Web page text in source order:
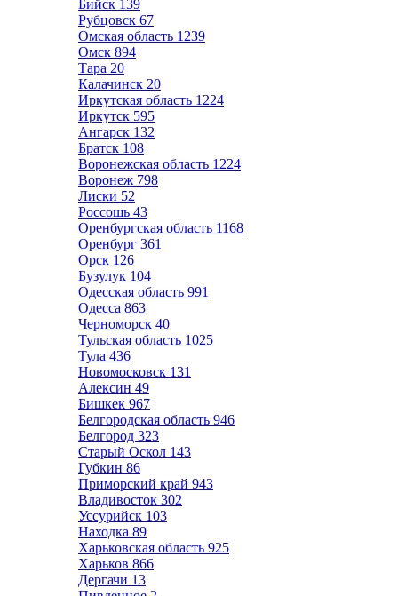
Бийск 139
Рубцовск 67
Омская область 1239
Омск 894
Тара 20
Калачинск 20
Иркутская область 1224
Иркутск 595
Ангарск 132
Братск 108
Воронежская область 1224
Воронеж 798
Лиски 52
Россошь 43
Оренбургская область 1168
Оренбург 361
Орск 126
Бузулук 104
Одесская область 991
Одесса 863
Черноморск 40
Тульская область 1025
Тула 436
Новомосковск 131
Алексин 49
Бишкек 967
Белгородская область 946
Белгород 323
Старый Оскол 143
Губкин 86
Приморский край 943
Владивосток 302
Уссурийск 103
Находка 89
Харьковская область 925
Харьков 866
Дергачи 13